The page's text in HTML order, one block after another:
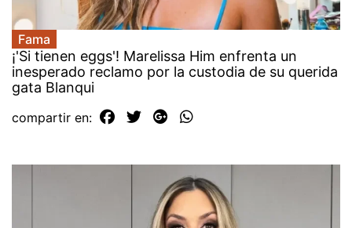
Fama
¡'Si tienen eggs'! Marelissa Him enfrenta un
inesperado reclamo por la custodia de su querida
gata Blanqui
compartir en: